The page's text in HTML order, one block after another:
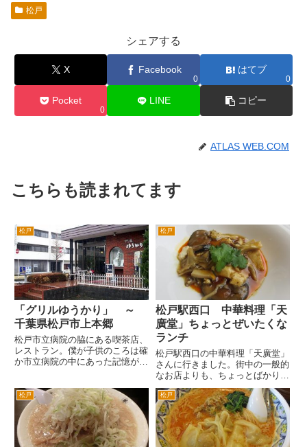
松戸
シェアする
X Facebook
0
はてブ
0
Pocket
0
LINE コピー
ATLAS WEB.COM
こちらも読まれてます
松戸
「グリルゆうかり」 ～
千葉県松戸市上本郷
松戸市立病院の脇にある喫茶店、
レストラン。僕が子供のころは確
か市立病院の中にあった記憶があ
隈は、大きな病院があるためお見
舞いの人や入院の方などが利用す
るのか喫茶店が多いです。最初
は...
松戸
松戸駅西口 中華料理「天
廣堂」ちょっとぜいたくな
ランチ
松戸駅西口の中華料理「天廣堂」
さんに行きました。街中の一般的
なお店よりも、ちょっとばかり高
級路線の中華料理店です。 松戸
駅西口を出て、江戸川方面へ進
み、旧水戸街道を右折。少し歩い
た左手です。 予約しないで行
ったのですが、幸い入ることがで
き...
松戸 松戸